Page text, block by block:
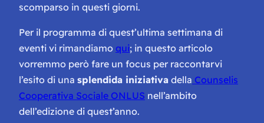
scomparso in questi giorni.
Per il programma di quest’ultima settimana di
eventi vi rimandiamo qui; in questo articolo
vorremmo però fare un focus per raccontarvi
l’esito di una splendida iniziativa della Counselis
Cooperativa Sociale ONLUS nell’ambito
dell’edizione di quest’anno.